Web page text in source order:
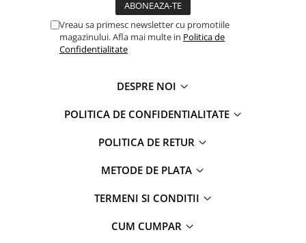
Vreau sa primesc newsletter cu promotiile
magazinului. Afla mai multe in Politica de
Confidentialitate
DESPRE NOI
POLITICA DE CONFIDENTIALITATE
POLITICA DE RETUR
METODE DE PLATA
TERMENI SI CONDITII
CUM CUMPAR